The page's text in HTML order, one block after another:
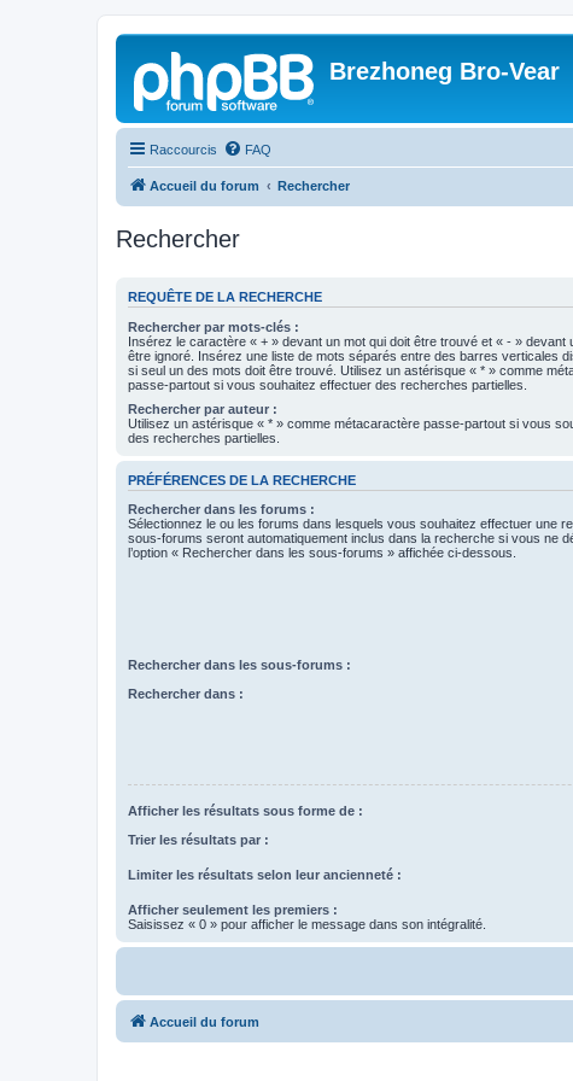
Brezhoneg Bro-Vear
Raccourcis FAQ
Accueil du forum Rechercher
Rechercher
REQUÊTE DE LA RECHERCHE
Rechercher par mots-clés :
Insérez le caractère « + » devant un mot qui doit être trouvé et « - » devant
être ignoré. Insérez une liste de mots séparés entre des barres verticales
si seul un des mots doit être trouvé. Utilisez un astérisque « * » comme
passe-partout si vous souhaitez effectuer des recherches partielles.
Rechercher par auteur :
Utilisez un astérisque « * » comme métacaractère passe-partout si vous
des recherches partielles.
PRÉFÉRENCES DE LA RECHERCHE
Rechercher dans les forums :
Sélectionnez le ou les forums dans lesquels vous souhaitez effectuer une
sous-forums seront automatiquement inclus dans la recherche si vous ne
l’option « Rechercher dans les sous-forums » affichée ci-dessous.
Rechercher dans les sous-forums :
Rechercher dans :
Afficher les résultats sous forme de :
Trier les résultats par :
Limiter les résultats selon leur ancienneté :
Afficher seulement les premiers :
Saisissez « 0 » pour afficher le message dans son intégralité.
Accueil du forum